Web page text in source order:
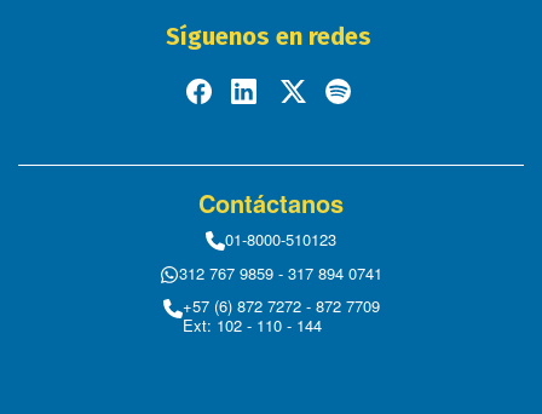
Síguenos en redes
Contáctanos
01-8000-510123
312 767 9859 - 317 894 0741
+57 (6) 872 7272 - 872 7709
Ext: 102 - 110 - 144